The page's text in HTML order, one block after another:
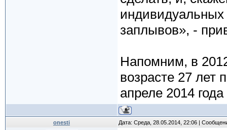
индивидуальных
заплывов», -
Напомним, в
возрасте 27
апреле 2014
onesti Дата: Среда, 28.05.2014, 22:06 |